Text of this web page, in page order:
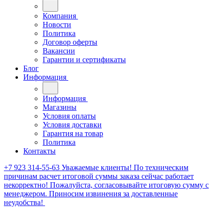
Компания
Новости
Политика
Договор оферты
Вакансии
Гарантии и сертификаты
Блог
Информация
Информация
Магазины
Условия оплаты
Условия доставки
Гарантия на товар
Политика
Контакты
+7 923 314-55-63 Уважаемые клиенты! По техническим
причинам расчет итоговой суммы заказа сейчас работает
некорректно! Пожалуйста, согласовывайте итоговую сумму с
менеджером. Приносим извинения за доставленные
неудобства!